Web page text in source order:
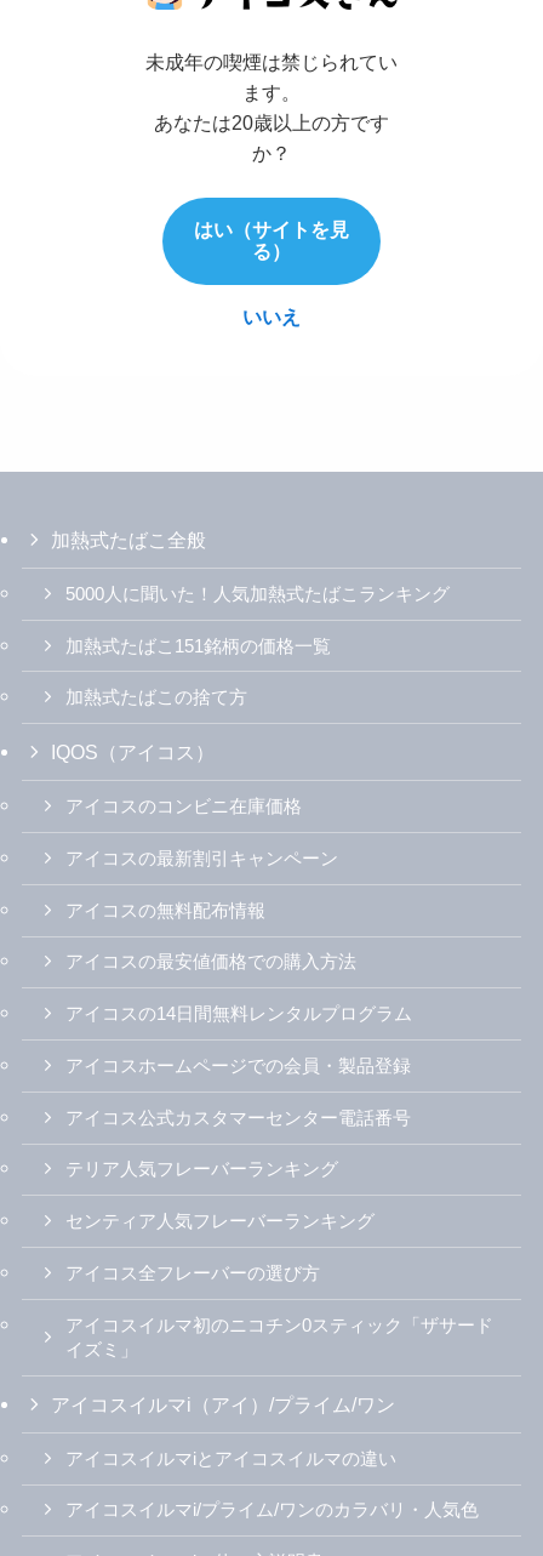
加熱式たばこ全般
5000人に聞いた！人気加熱式たばこランキング
加熱式たばこ151銘柄の価格一覧
加熱式たばこの捨て方
IQOS（アイコス）
アイコスのコンビニ在庫価格
アイコスの最新割引キャンペーン
アイコスの無料配布情報
アイコスの最安値価格での購入方法
アイコスの14日間無料レンタルプログラム
アイコスホームページでの会員・製品登録
アイコス公式カスタマーセンター電話番号
テリア人気フレーバーランキング
センティア人気フレーバーランキング
アイコス全フレーバーの選び方
アイコスイルマ初のニコチン0スティック「ザサード
イズミ」
アイコスイルマi（アイ）/プライム/ワン
アイコスイルマiとアイコスイルマの違い
アイコスイルマi/プライム/ワンのカラバリ・人気色
未成年の喫煙は禁じられてい
ます。
あなたは20歳以上の方です
か？
はい（サイトを見
る）
いいえ